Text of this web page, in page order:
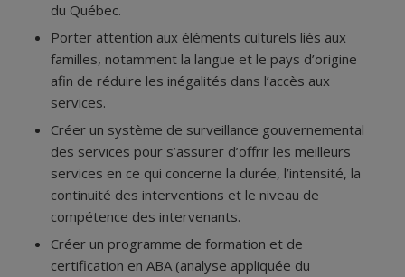
du Québec.
Porter attention aux éléments culturels liés aux
familles, notamment la langue et le pays d’origine
afin de réduire les inégalités dans l’accès aux
services.
Créer un système de surveillance gouvernemental
des services pour s’assurer d’offrir les meilleurs
services en ce qui concerne la durée, l’intensité, la
continuité des interventions et le niveau de
compétence des intervenants.
Créer un programme de formation et de
certification en ABA (analyse appliquée du